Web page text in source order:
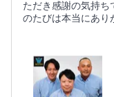
ただき感謝の気持ち
のたびは本当にあり